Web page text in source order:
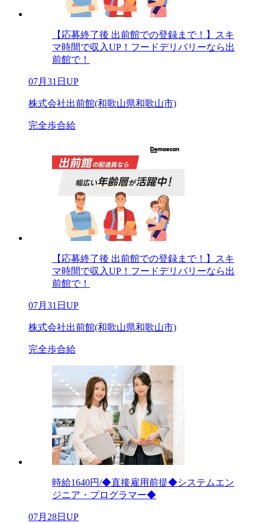
【応募終了後 出前館での登録まで！】スキ
マ時間で収入UP！フードデリバリーなら出
前館で！
07月31日UP
株式会社出前館(和歌山県和歌山市)
完全歩合給
【応募終了後 出前館での登録まで！】スキ
マ時間で収入UP！フードデリバリーなら出
前館で！
07月31日UP
株式会社出前館(和歌山県和歌山市)
完全歩合給
時給1640円/◆直接雇用前提◆システムエン
ジニア・プログラマー◆
07月28日UP